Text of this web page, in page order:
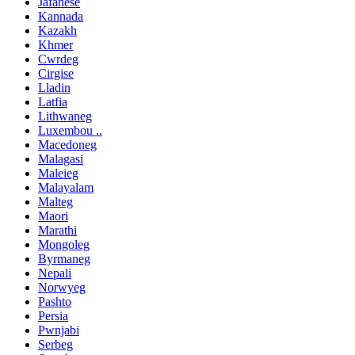
Kannada
Kazakh
Khmer
Cwrdeg
Cirgise
Lladin
Latfia
Lithwaneg
Luxembou ..
Macedoneg
Malagasi
Maleieg
Malayalam
Malteg
Maori
Marathi
Mongoleg
Byrmaneg
Nepali
Norwyeg
Pashto
Persia
Pwnjabi
Serbeg